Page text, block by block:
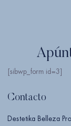
[sibwp_form id=3]
Contacto
Destetika Belleza